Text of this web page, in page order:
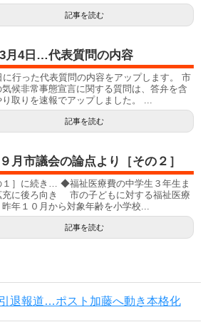
記事を読む
3月4日…代表質問の内容
に行った代表質問の内容をアップします。 市
候非常事態宣言に関する質問は、答弁を含
取りを速報でアップしました。 ...
記事を読む
９月市議会の論点より［その２］
１］に続き… ◆福祉医療費の中学生３年生ま
充に後ろ向き 市の子どもに対する福祉医療
年１０月から対象年齢を小学校...
記事を読む
退報道…ポスト加藤へ動き本格化